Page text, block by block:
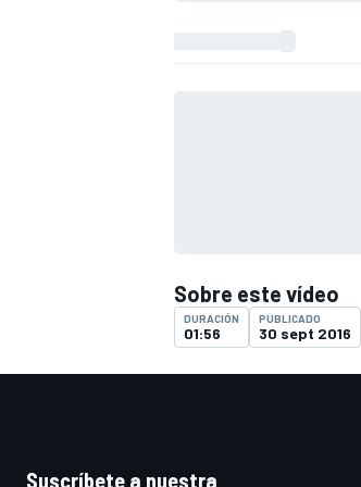
Sobre este vídeo
DURACIÓN
01:56
PUBLICADO
30 sept 2016
Suscríbete a nuestra